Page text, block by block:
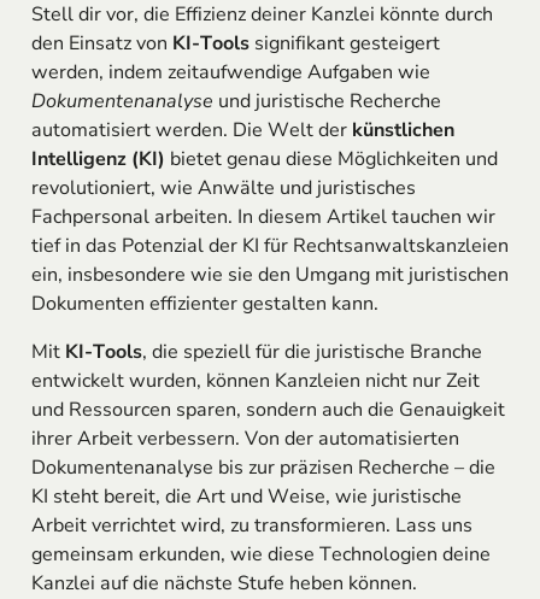
Stell dir vor, die Effizienz deiner Kanzlei könnte durch
den Einsatz von KI-Toolssignifikant gesteigert
werden, indem zeitaufwendige Aufgaben wie
Dokumentenanalyse und juristische Recherche
automatisiert werden. Die Welt der künstlichen
Intelligenz (KI) bietet genau diese Möglichkeiten und
revolutioniert, wie Anwälte und juristisches
Fachpersonal arbeiten. In diesem Artikel tauchen wir
tief in das Potenzial der KI für Rechtsanwaltskanzleien
ein, insbesondere wie sie den Umgang mit juristischen
Dokumenten effizienter gestalten kann.
Mit KI-Tools, die speziell für die juristische Branche
entwickelt wurden, können Kanzleien nicht nur Zeit
und Ressourcen sparen, sondern auch die Genauigkeit
ihrer Arbeit verbessern. Von der automatisierten
Dokumentenanalyse bis zur präzisen Recherche – die
KI steht bereit, die Art und Weise, wie juristische
Arbeit verrichtet wird, zu transformieren. Lass uns
gemeinsam erkunden, wie diese Technologien deine
Kanzlei auf die nächste Stufe heben können.